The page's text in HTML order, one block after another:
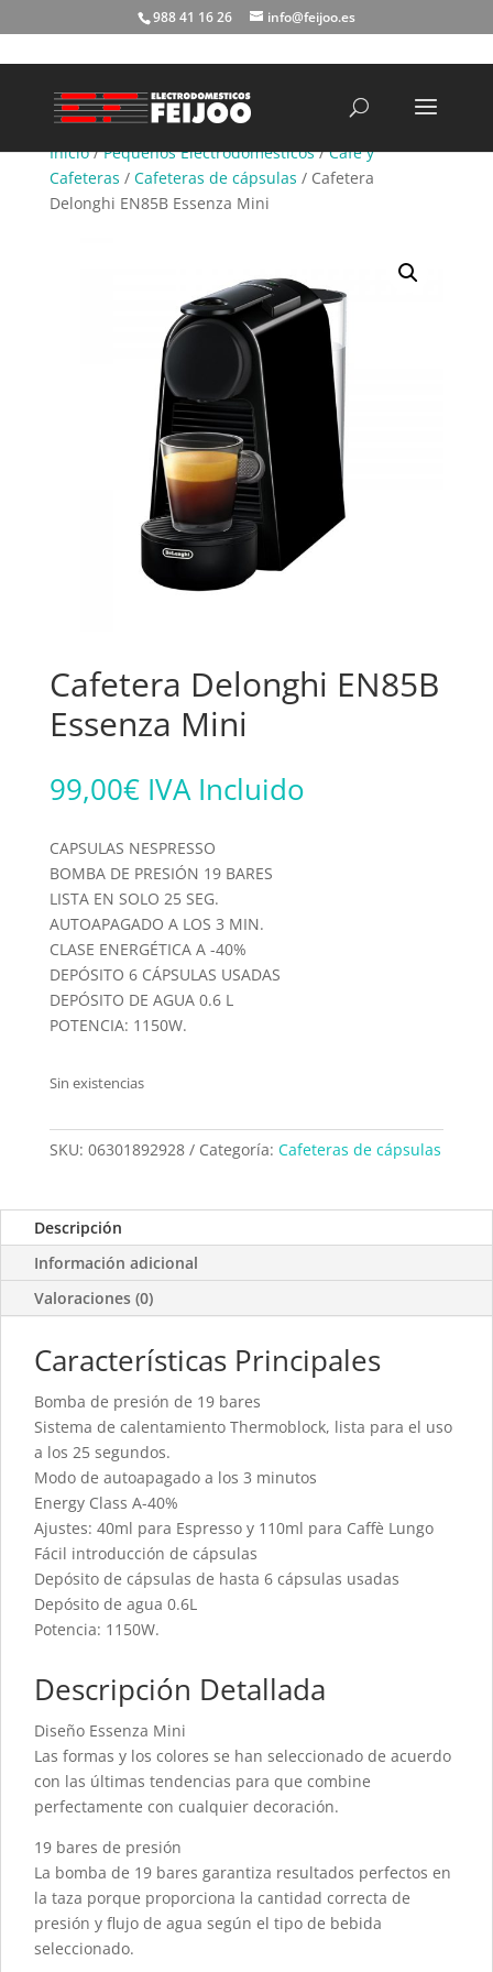
988 41 16 26 info@feijoo.es
Inicio/Pequeños Electrodomésticos/Café y
Cafeteras / Cafeteras de cápsulas / Cafetera
Delonghi EN85B Essenza Mini
Cafetera Delonghi EN85B
Essenza Mini
99,00€ IVA Incluido
CAPSULAS NESPRESSO
BOMBA DE PRESIÓN 19 BARES
LISTA EN SOLO 25 SEG.
AUTOAPAGADO A LOS 3 MIN.
CLASE ENERGÉTICA A -40%
DEPÓSITO 6 CÁPSULAS USADAS
DEPÓSITO DE AGUA 0.6 L
POTENCIA: 1150W.
Sin existencias
SKU: 06301892928 Categoría: Cafeteras de cápsulas
Descripción
Información adicional
Valoraciones (0)
Características Principales
Bomba de presión de 19 bares
Sistema de calentamiento Thermoblock, lista para el uso
a los 25 segundos.
Modo de autoapagado a los 3 minutos
Energy Class A-40%
Ajustes: 40ml para Espresso y 110ml para Caffè Lungo
Fácil introducción de cápsulas
Depósito de cápsulas de hasta 6 cápsulas usadas
Depósito de agua 0.6L
Potencia: 1150W.
Descripción Detallada
Diseño Essenza Mini
Las formas y los colores se han seleccionado de acuerdo
con las últimas tendencias para que combine
perfectamente con cualquier decoración.
19 bares de presión
La bomba de 19 bares garantiza resultados perfectos en
la taza porque proporciona la cantidad correcta de
presión y flujo de agua según el tipo de bebida
seleccionado.